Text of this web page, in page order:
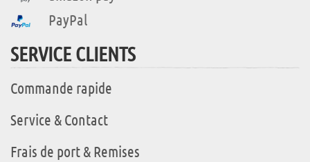
PayPal
SERVICE CLIENTS
Commande rapide
Service & Contact
Frais de port & Remises